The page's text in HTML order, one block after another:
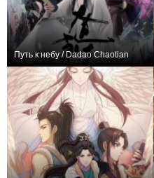
Путь к небу / Dadao Chaotian